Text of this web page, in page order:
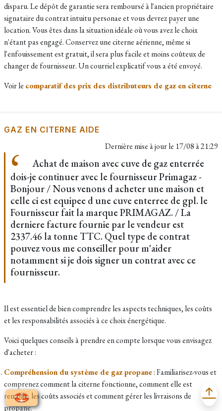
disparu. Le dépôt de garantie sera remboursé à l'ancien propriétaire
signataire du contrat intuitu personae et vous devrez payer une
location. Vous êtes dans la situation idéale où vous avez le choix
n'étant pas engagé. Conservez une citerne aérienne, même si
l'enfouissement est gratuit, il sera plus facile et moins coûteux de
changer de fournisseur. Un courriel explicatif vous a été envoyé.
Voir le comparatif des prix des distributeurs de gaz en citerne
GAZ EN CITERNE AIDE
Dernière mise à jour le 17/08 à 21:29
Achat de maison avec cuve de gaz enterrée
dois-je continuer avec le fournisseur Primagaz -
Bonjour / Nous venons d acheter une maison et
celle ci est equipee d une cuve enterree de gpl. le
Fournisseur fait la marque PRIMAGAZ. / La
derniere facture fournie par le vendeur est
2337.46 la tonne TTC. Quel type de contrat
pouvez vous me conseiller pour m'aider
notamment si je dois signer un contrat avec ce
fournisseur.
Il est essentiel de bien comprendre les aspects techniques, les coûts
et les responsabilités associés à ce choix énergétique.
Voici quelques conseils à prendre en compte lorsque vous envisagez
d'acheter :
Compréhension du système de gaz propane: Familiarisez-vous et
comprenez comment la citerne fonctionne, comment elle est
remplie, les coûts associés et comment gérer les livraisons de
propane.